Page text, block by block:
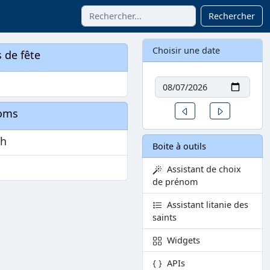
Rechercher
de fête
Choisir une date
Date
Un jour avant
Boite à outils
Assistant de choix
de prénom
Assistant litanie des
saints
Widgets
APIs